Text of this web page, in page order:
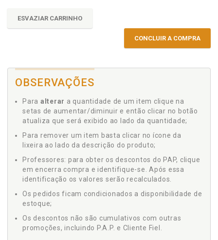
ESVAZIAR CARRINHO
CONCLUIR A COMPRA
OBSERVAÇÕES
Para alterar a quantidade de um item clique na
setas de aumentar/diminuir e então clicar no botão
atualiza que será exibido ao lado da quantidade;
Para remover um item basta clicar no ícone da
lixeira ao lado da descrição do produto;
Professores: para obter os descontos do PAP, clique
em encerra compra e identifique-se. Após essa
identificação os valores serão recalculados.
Os pedidos ficam condicionados a disponibilidade de
estoque;
Os descontos não são cumulativos com outras
promoções, incluindo P.A.P. e Cliente Fiel.